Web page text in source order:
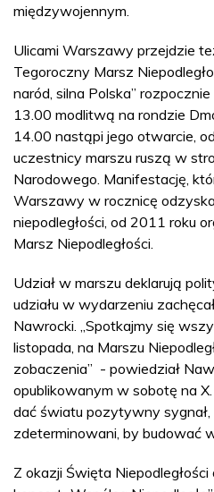
międzywojennym.
Ulicami Warszawy przejdzie
Tegoroczny Marsz
naród, silna Polska”
13.00 modlitwą na rondzie
14.00 nastąpi jego otwarcie,
uczestnicy marszu ruszą w
Narodowego. Manifestację,
Warszawy w rocznicę
niepodległości, od 2011 roku
Marsz Niepodległości.
Udział w marszu deklarują
udziału w wydarzeniu
Nawrocki. „Spotkajmy się
listopada, na Marszu
zobaczenia” - powiedział
opublikowanym w sobotę na
dać światu pozytywny
zdeterminowani, by budować
Z okazji Święta Niepodległości